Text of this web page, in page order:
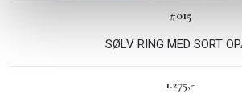
#015
SØLV RING MED SORT
1.275,-